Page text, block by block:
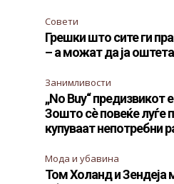
Совети
Грешки што сите ги
– а можат да ја
Занимливости
„No Buy“ предизвикот
Зошто сè повеќе луѓе
купуваат непотребни
Мода и убавина
Том Холанд и Зендеја